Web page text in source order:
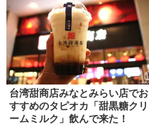
台湾甜商店みなとみらい店でお
すすめのタピオカ「甜黒糖クリ
ームミルク」飲んで来た！